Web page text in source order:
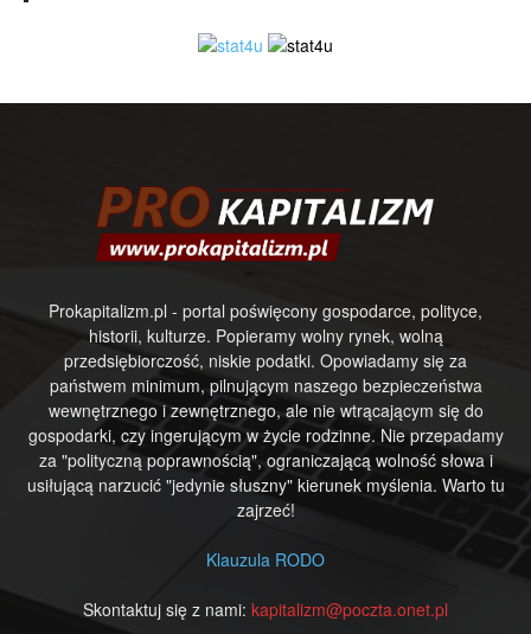
Prokapitalizm.pl - portal poświęcony gospodarce, polityce,
historii, kulturze. Popieramy wolny rynek, wolną
przedsiębiorczość, niskie podatki. Opowiadamy się za
państwem minimum, pilnującym naszego bezpieczeństwa
wewnętrznego i zewnętrznego, ale nie wtrącającym się do
gospodarki, czy ingerującym w życie rodzinne. Nie przepadamy
za "polityczną poprawnością", ograniczającą wolność słowa i
usiłującą narzucić "jedynie słuszny" kierunek myślenia. Warto tu
zajrzeć!
Klauzula RODO
Skontaktuj się z nami: kapitalizm@poczta.onet.pl